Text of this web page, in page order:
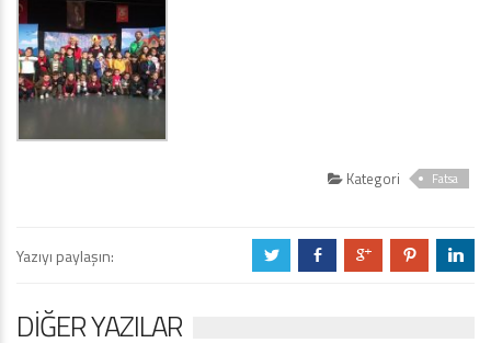
Kategori Fatsa
Yazıyı paylaşın: a b c d j
DIĞER YAZILAR